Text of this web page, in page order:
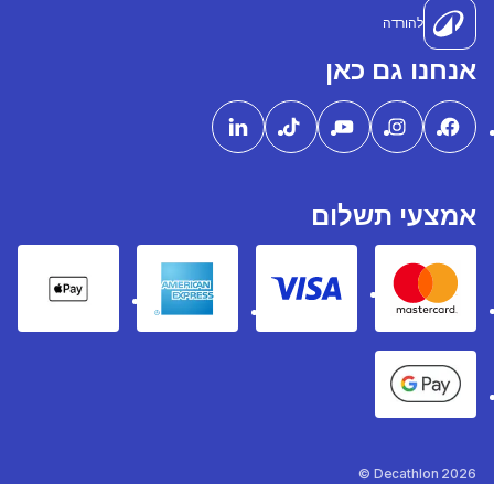
להורדה
אנחנו גם כאן
אמצעי תשלום
Mastercard
Visa
American express
Pay
Google Pay
Decathlon 2026 ©